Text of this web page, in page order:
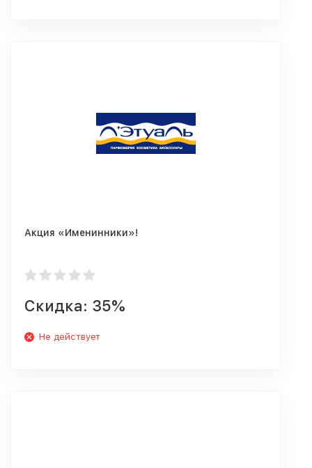
Акция «Именинники»!
Скидка: 35%
Не действует